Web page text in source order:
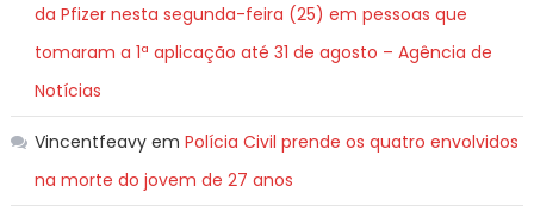
da Pfizer nesta segunda-feira (25) em pessoas que
tomaram a 1ª aplicação até 31 de agosto – Agência de
Notícias
Vincentfeavyem Polícia Civil prende os quatro envolvidos
na morte do jovem de 27 anos